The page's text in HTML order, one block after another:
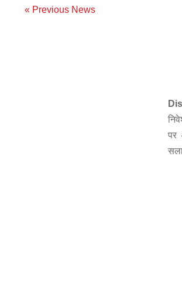
« Previous News
पर